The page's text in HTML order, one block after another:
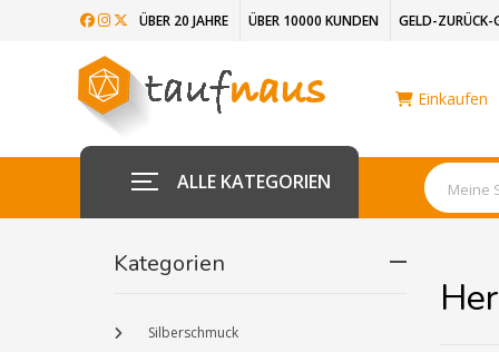
ÜBER 20 JAHRE ÜBER 10000 KUNDEN GELD-ZURÜCK-
Einkaufen
ALLE KATEGORIEN
Kategorien
Silberschmuck